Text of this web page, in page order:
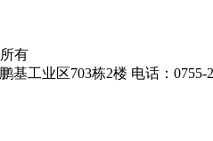
有
工业区703栋2楼 电话：